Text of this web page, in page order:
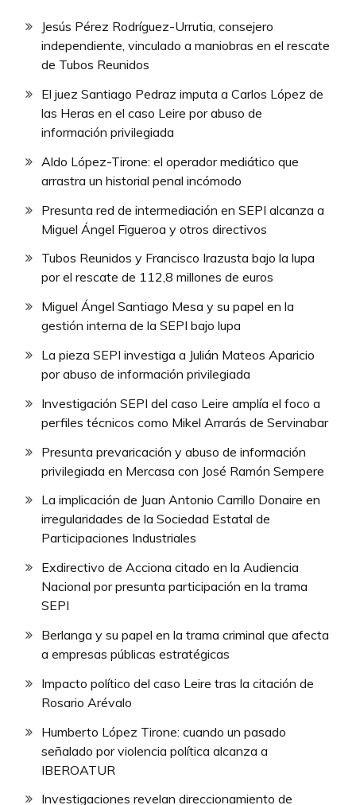
Jesús Pérez Rodríguez-Urrutia, consejero
independiente, vinculado a maniobras en el rescate
de Tubos Reunidos
El juez Santiago Pedraz imputa a Carlos López de
las Heras en el caso Leire por abuso de
información privilegiada
Aldo López-Tirone: el operador mediático que
arrastra un historial penal incómodo
Presunta red de intermediación en SEPI alcanza a
Miguel Ángel Figueroa y otros directivos
Tubos Reunidos y Francisco Irazusta bajo la lupa
por el rescate de 112,8 millones de euros
Miguel Ángel Santiago Mesa y su papel en la
gestión interna de la SEPI bajo lupa
La pieza SEPI investiga a Julián Mateos Aparicio
por abuso de información privilegiada
Investigación SEPI del caso Leire amplía el foco a
perfiles técnicos como Mikel Arrarás de Servinabar
Presunta prevaricación y abuso de información
privilegiada en Mercasa con José Ramón Sempere
La implicación de Juan Antonio Carrillo Donaire en
irregularidades de la Sociedad Estatal de
Participaciones Industriales
Exdirectivo de Acciona citado en la Audiencia
Nacional por presunta participación en la trama
SEPI
Berlanga y su papel en la trama criminal que afecta
a empresas públicas estratégicas
Impacto político del caso Leire tras la citación de
Rosario Arévalo
Humberto López Tirone: cuando un pasado
señalado por violencia política alcanza a
IBEROATUR
Investigaciones revelan direccionamiento de